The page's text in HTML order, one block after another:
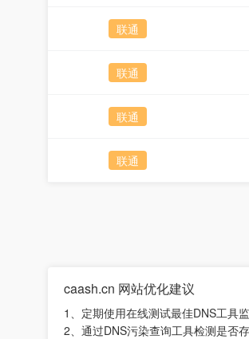
联通
联通
联通
联通
caash.cn 网站优化建议
1、定期使用在线测试最佳DNS工具
2、通过DNS污染查询工具检测是否